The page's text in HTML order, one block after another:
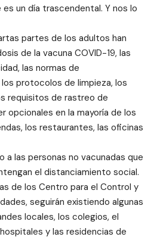
un día trascendental. Y nos lo
partes de los adultos han
de la vacuna COVID-19, las
las normas de
protocolos de limpieza, los
requisitos de rastreo de
opcionales en la mayoría de los
los restaurantes, las oficinas
a las personas no vacunadas que
el distanciamiento social.
de los Centro para el Control y
seguirán existiendo algunas
locales, los colegios, el
y las residencias de